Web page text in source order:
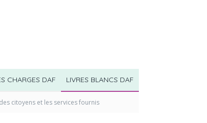
LIVRES BLANCS DAF
CHARGES DAF
citoyens et les services fournis